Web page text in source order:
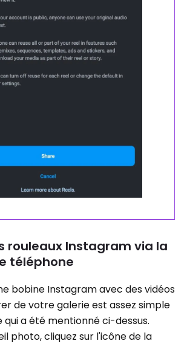
rouleaux Instagram via la
téléphone
bobine Instagram avec des vidéos
de votre galerie est assez simple
qui a été mentionné ci-dessus.
photo, cliquez sur l'icône de la